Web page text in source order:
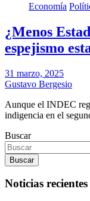
Economía
¿Menos
espejismo
31 marzo, 2025
Gustavo Bergesio
Aunque el INDEC
indigencia en el
Buscar
Buscar
Noticias recientes